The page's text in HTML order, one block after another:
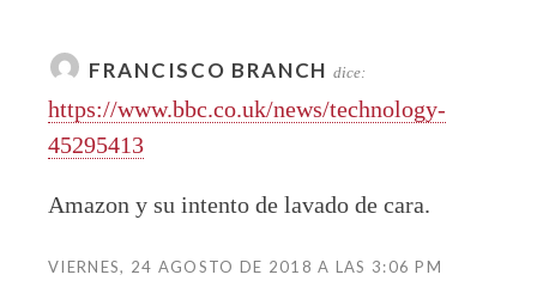
FRANCISCO BRANCH dice:
https://www.bbc.co.uk/news/technology-
45295413
Amazon y su intento de lavado de cara.
VIERNES, 24 AGOSTO DE 2018 A LAS 3:06 PM